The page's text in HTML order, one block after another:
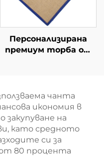
Персонализирана
премиум торба от
плик за покупки
чанта
икономия в
на
като средното
си за
от 80 процента